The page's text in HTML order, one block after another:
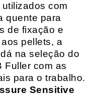
com
quente para
de fixação e
pellets, a
na seleção do
Fuller com as
para o trabalho.
Sensitive